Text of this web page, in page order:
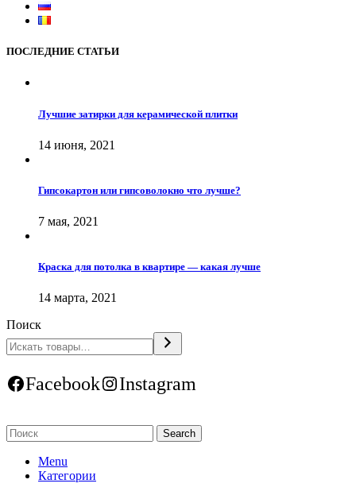
ПОСЛЕДНИЕ СТАТЬИ
Лучшие затирки для керамической плитки
14 июня, 2021
Гипсокартон или гипсоволокно что лучше?
7 мая, 2021
Краска для потолка в квартире — какая лучше
14 марта, 2021
Поиск
Facebook Instagram
Search
Menu
Категории